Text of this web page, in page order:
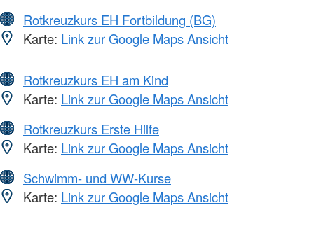
Rotkreuzkurs EH Fortbildung (BG)
Karte: Link zur Google Maps Ansicht
Rotkreuzkurs EH am Kind
Karte: Link zur Google Maps Ansicht
Rotkreuzkurs Erste Hilfe
Karte: Link zur Google Maps Ansicht
Schwimm- und WW-Kurse
Karte: Link zur Google Maps Ansicht